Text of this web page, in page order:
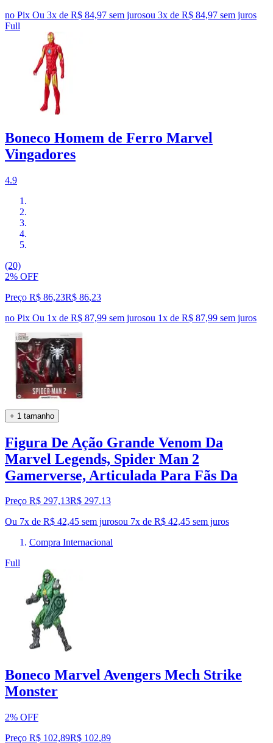
no Pix Ou 3x de R$ 84,97 sem jurosou 3x de R$ 84,97 sem juros
Full
Boneco Homem de Ferro Marvel
Vingadores
4.9
(20)
2% OFF
Preço R$ 86,23R$ 86,23
no Pix Ou 1x de R$ 87,99 sem jurosou 1x de R$ 87,99 sem juros
+ 1 tamanho
Figura De Ação Grande Venom Da
Marvel Legends, Spider Man 2
Gamerverse, Articulada Para Fãs Da
Preço R$ 297,13R$ 297,13
Ou 7x de R$ 42,45 sem jurosou 7x de R$ 42,45 sem juros
Compra Internacional
Full
Boneco Marvel Avengers Mech Strike
Monster
2% OFF
Preço R$ 102,89R$ 102,89